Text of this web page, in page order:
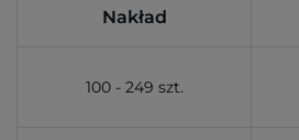
Nakład
100 - 249 szt.